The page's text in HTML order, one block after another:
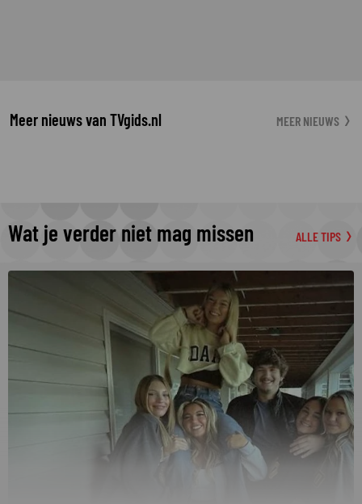
Meer nieuws van TVgids.nl MEER NIEUWS
Wat je verder niet mag missen ALLE TIPS